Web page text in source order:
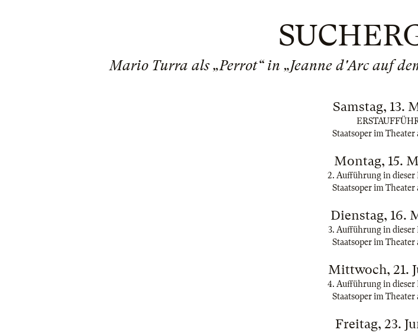
Mario Turra als „Perrot“ in „Jeanne d'Arc auf
Samstag, 13.
Staatsoper im Theater
Montag, 15.
2. Aufführung in dieser
Staatsoper im Theater
Dienstag, 16.
3. Aufführung in dieser
Staatsoper im Theater
Mittwoch, 21.
4. Aufführung in dieser
Staatsoper im Theater
Freitag, 23.